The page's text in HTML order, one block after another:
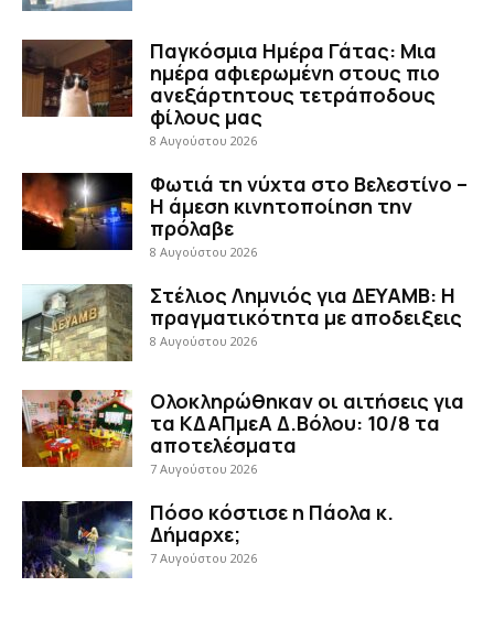
Παγκόσμια Ημέρα Γάτας: Μια
ημέρα αφιερωμένη στους πιο
ανεξάρτητους τετράποδους
φίλους μας
8 Αυγούστου 2026
Φωτιά τη νύχτα στο Βελεστίνο –
Η άμεση κινητοποίηση την
πρόλαβε
8 Αυγούστου 2026
Στέλιος Λημνιός για ΔΕΥΑΜΒ: Η
πραγματικότητα με αποδειξεις
8 Αυγούστου 2026
Ολοκληρώθηκαν οι αιτήσεις για
τα ΚΔΑΠμεΑ Δ.Βόλου: 10/8 τα
αποτελέσματα
7 Αυγούστου 2026
Πόσο κόστισε η Πάολα κ.
Δήμαρχε;
7 Αυγούστου 2026